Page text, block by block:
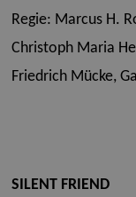
Regie: Marcus H.
Christoph Maria
Friedrich Mücke,
SILENT FRIEND